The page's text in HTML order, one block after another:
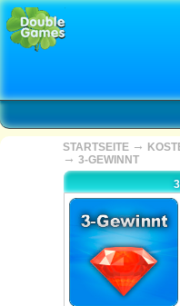
STARTSEITE →
→ 3-GEWINNT